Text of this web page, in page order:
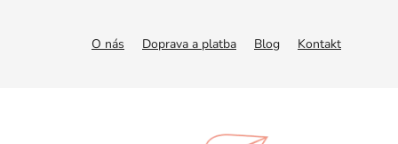
O nás Doprava a platba Blog Kontakt